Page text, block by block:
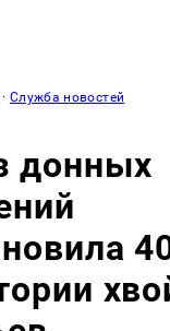
· Служба новостей
донных